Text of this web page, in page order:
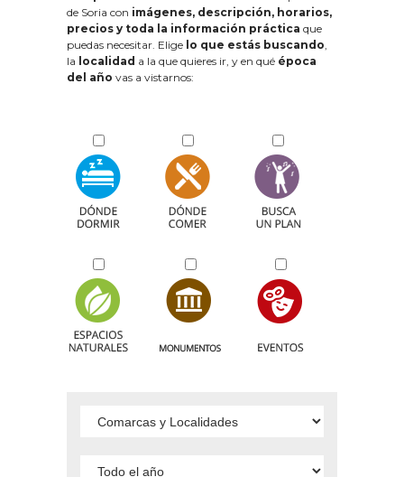
de Soria con imágenes, descripción, horarios,
precios y toda la información práctica que
puedas necesitar. Elige lo que estás buscando,
la localidad a la que quieres ir, y en qué época
del año vas a vistarnos: